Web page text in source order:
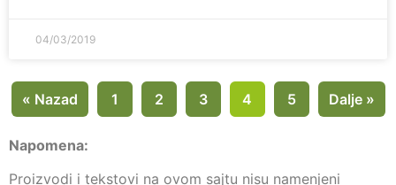
04/03/2019
« Nazad 1 2 3 4 5 Dalje »
Napomena:
Proizvodi i tekstovi na ovom sajtu nisu namenjeni